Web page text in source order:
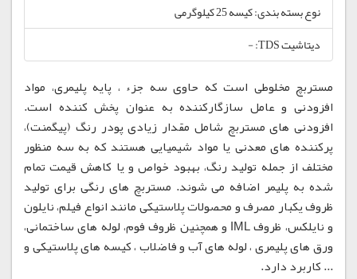
نوع بسته بندی: کیسه 25 کیلوگرمی
دیتاشیت TDS: -
مستربچ مخلوطی است که حاوی سه جزء ، پایه پلیمری، مواد
افزودنی و عامل سازگارکننده به عنوان پخش کننده است.
افزودنی های مستربچ شامل مقدار زیادی پودر رنگ (پیگمنت)،
پرکننده های معدنی یا مواد شیمیایی هستند که به سه منظور
مختلف از جمله تولید رنگ، بهبود خواص و یا کاهش قیمت تمام
شده به پلیمر اضافه می شوند. مستربچ های رنگی برای تولید
ظروف یکبار مصرف و محصولات پلاستیکی مانند انواع فیلم، نایلون
و نایلکس، ظروف IML و همچنین ظروف فوم، لوله های ساختمانی،
ورق های پلیمری ، لوله های آب و فاضلاب ، کیسه های پلاستیکی و
... کاربرد دارد.